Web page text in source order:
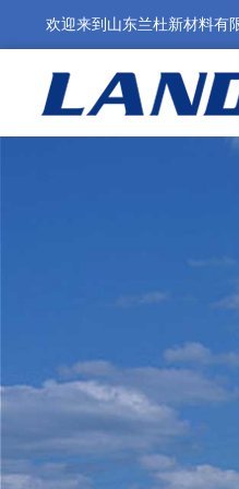
欢迎来到山东兰杜新材料有